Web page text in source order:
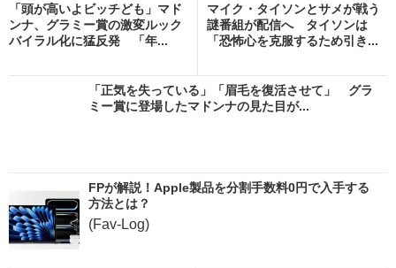
「頭が高いよビッチども」マド
ンナ、グラミー賞の激変ルック
バイラル化に猛反発 「年...
マイク・タイソンとサメが戦う
謎番組が配信へ タイソンは
「恐怖心を克服するため引き...
「正気を失っている」「眉毛を復活させて」 グラ
ミー賞に登場したマドンナの見た目が...
FPが解説！Apple製品を分割手数料0円で入手する
方法とは？
(Fav-Log)